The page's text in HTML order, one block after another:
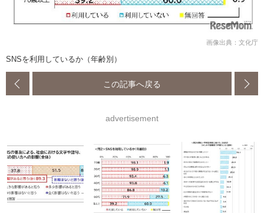
画像出典：文化庁
SNSを利用しているか（年齢別）
この記事へ戻る
advertisement